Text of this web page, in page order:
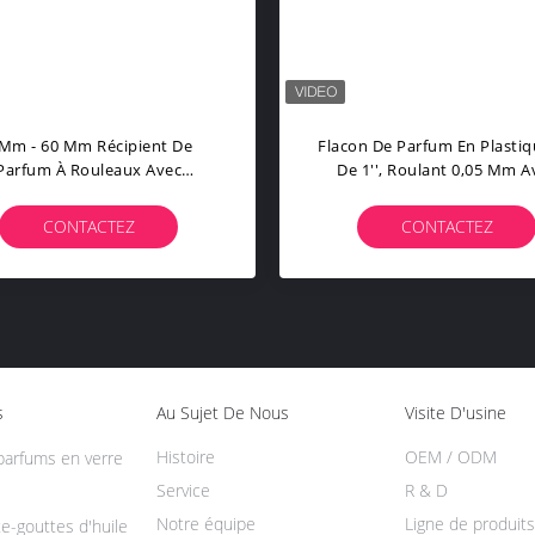
- 60 Mm Récipient De
À Rouleaux Avec
Cosmétique
CONTACTEZ
Flacon De Parfum En
De 1'', Roulant 0,05 Mm
Cosmétique
CONTACTEZ
en verre
gouttes d'huile
Au Sujet De Nous
Histoire
Service
Notre équipe
Visite D'usine
Ligne de produits
OEM / ODM
R & D